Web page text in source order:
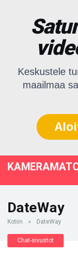
Keskustele
maailmaa
DateWay
Kotiin » DateWay
Chat-sivustot